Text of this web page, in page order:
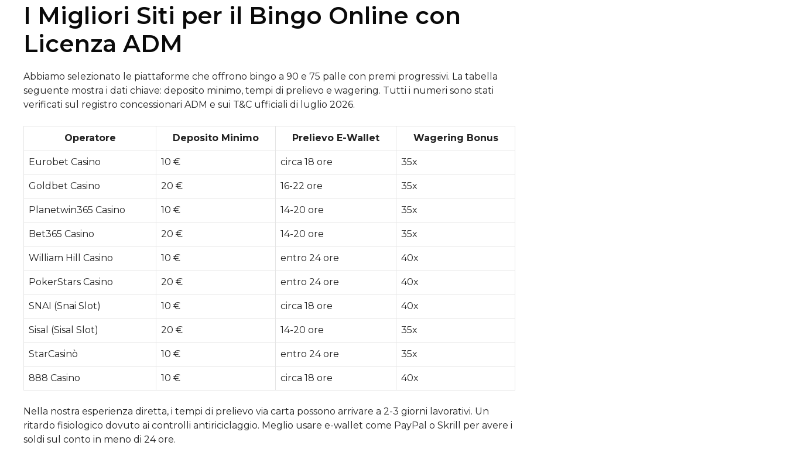
I Migliori Siti per il Bingo Online con
Licenza ADM
Abbiamo selezionato le piattaforme che offrono bingo a 90 e 75 palle con premi progressivi. La tabella
seguente mostra i dati chiave: deposito minimo, tempi di prelievo e wagering. Tutti i numeri sono stati
verificati sul registro concessionari ADM e sui T&C ufficiali di luglio 2026.
Operatore Deposito Minimo Prelievo E-Wallet Wagering Bonus
Eurobet Casino 10 € circa 18 ore 35x
Goldbet Casino 20 € 16-22 ore 35x
Planetwin365 Casino 10 € 14-20 ore 35x
Bet365 Casino 20 € 14-20 ore 35x
William Hill Casino 10 € entro 24 ore 40x
PokerStars Casino 20 € entro 24 ore 40x
SNAI (Snai Slot) 10 € circa 18 ore 40x
Sisal (Sisal Slot) 20 € 14-20 ore 35x
StarCasinò 10 € entro 24 ore 35x
888 Casino 10 € circa 18 ore 40x
Nella nostra esperienza diretta, i tempi di prelievo via carta possono arrivare a 2-3 giorni lavorativi. Un
ritardo fisiologico dovuto ai controlli antiriciclaggio. Meglio usare e-wallet come PayPal o Skrill per avere i
soldi sul conto in meno di 24 ore.